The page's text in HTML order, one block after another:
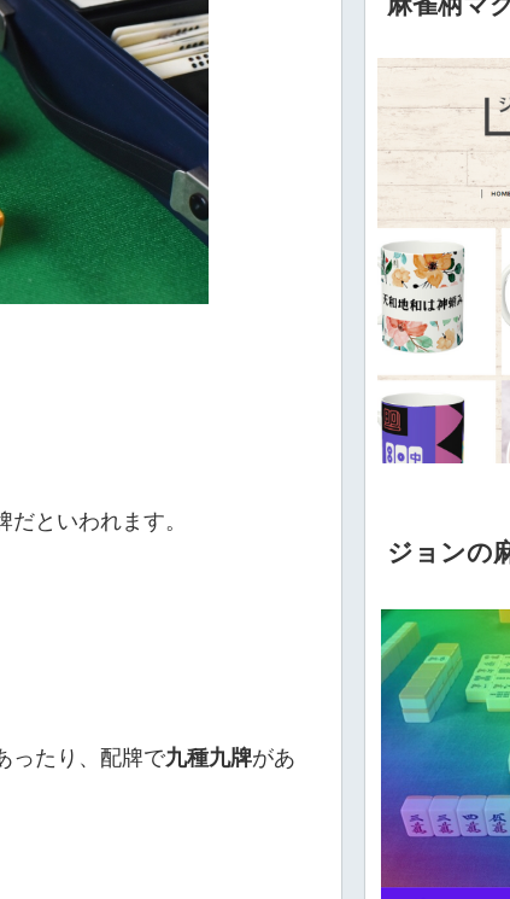
といわれます。
ったり、配牌で九種九牌があ
ジョンの